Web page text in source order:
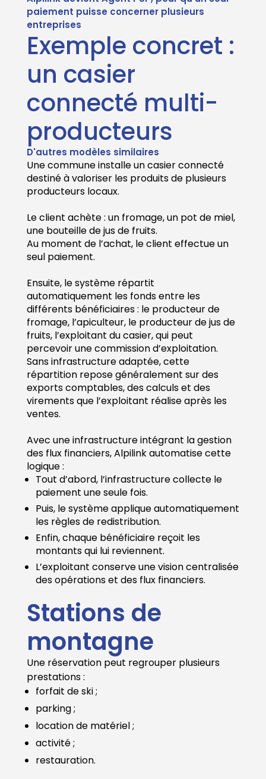
paiement puisse concerner plusieurs
entreprises
Exemple concret :
un casier
connecté multi-
producteurs
D'autres modèles similaires
Une commune installe un casier connecté
destiné à valoriser les produits de plusieurs
producteurs locaux.
Le client achète : un fromage, un pot de miel,
une bouteille de jus de fruits.
Au moment de l’achat, le client effectue un
seul paiement.
Ensuite, le système répartit
automatiquement les fonds entre les
différents bénéficiaires : le producteur de
fromage, l’apiculteur, le producteur de jus de
fruits, l’exploitant du casier, qui peut
percevoir une commission d’exploitation.
Sans infrastructure adaptée, cette
répartition repose généralement sur des
exports comptables, des calculs et des
virements que l’exploitant réalise après les
ventes.
Avec une infrastructure intégrant la gestion
des flux financiers, Alpilink automatise cette
logique :
Tout d’abord, l’infrastructure collecte le
paiement une seule fois.
Puis, le système applique automatiquement
les règles de redistribution.
Enfin, chaque bénéficiaire reçoit les
montants qui lui reviennent.
L’exploitant conserve une vision centralisée
des opérations et des flux financiers.
Stations de
montagne
Une réservation peut regrouper plusieurs
prestations :
forfait de ski ;
parking ;
location de matériel ;
activité ;
restauration.